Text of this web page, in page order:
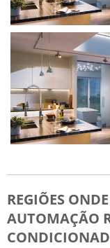
REGIÕES
AUTOMAÇÃO